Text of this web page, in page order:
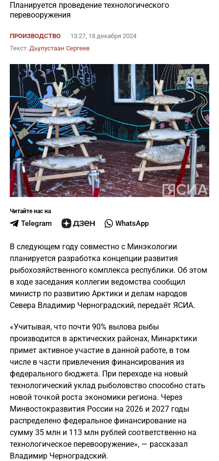
Планируется проведение технологического
перевооружения
ПРОИЗВОДСТВО
13:27, 18 декабря 2024
Текст: Дьулустаан Сергеев
Читайте нас на
Telegram WhatsApp
В следующем году совместно с Минэкологии
планируется разработка концепции развития
рыбохозяйственного комплекса республики. Об этом
в ходе заседания коллегии ведомства сообщил
министр по развитию Арктики и делам народов
Севера Владимир Черноградский, передаёт ЯСИА.
«Учитывая, что почти 90% вылова рыбы
производится в арктических районах, Минарктики
примет активное участие в данной работе, в том
числе в части привлечения финансирования из
федерального бюджета. При переходе на новый
технологический уклад рыболовство способно стать
новой точкой роста экономики региона. Через
Минвостокразвития России на 2026 и 2027 годы
распределено федеральное финансирование на
сумму 35 млн и 113 млн рублей соответственно на
технологическое перевооружение», — рассказал
Владимир Черноградский.